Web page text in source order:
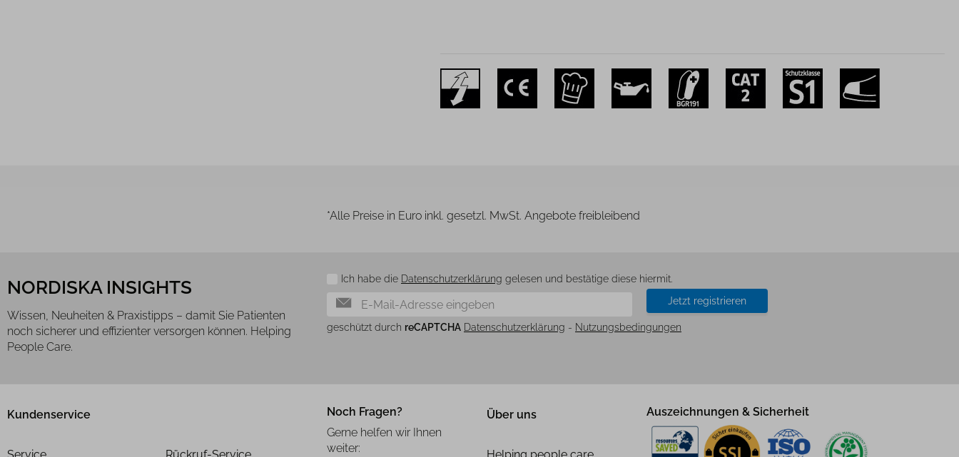
*Alle Preise in Euro inkl. gesetzl. MwSt. Angebote freibleibend
NORDISKA INSIGHTS
Wissen, Neuheiten & Praxistipps – damit Sie Patienten
noch sicherer und effizienter versorgen können. Helping
People Care.
Newsletter
Ich habe die Datenschutzerklärung gelesen und bestätige diese hiermit.
Jetzt registrieren
geschützt durch reCAPTCHA Datenschutzerklärung - Nutzungsbedingungen
Kundenservice
Noch Fragen?
Gerne helfen wir Ihnen
weiter:
Über uns Auszeichnungen & Sicherheit